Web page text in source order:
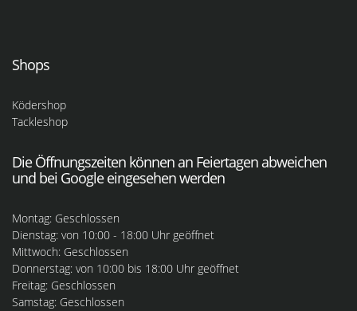
Shops
Ködershop
Tackleshop
Die Öffnungszeiten können an Feiertagen abweichen
und bei Google eingesehen werden
Montag: Geschlossen
Dienstag: von 10:00 - 18:00 Uhr geöffnet
Mittwoch: Geschlossen
Donnerstag: von 10:00 bis 18:00 Uhr geöffnet
Freitag: Geschlossen
Samstag: Geschlossen